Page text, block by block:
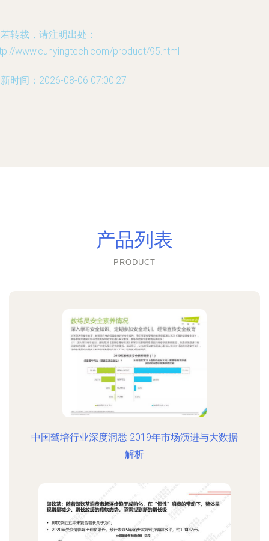
转载，请注明出处：
www.cunyingtech.com/product/95.html
时间：2026-08-06 07:00:27
产品列表
PRODUCT
中国驾培行业深度洞悉 2019年市场演进与大数据
解析